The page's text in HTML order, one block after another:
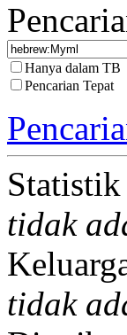
Hanya dalam TB
Pencarian Tepat
tidak
tidak